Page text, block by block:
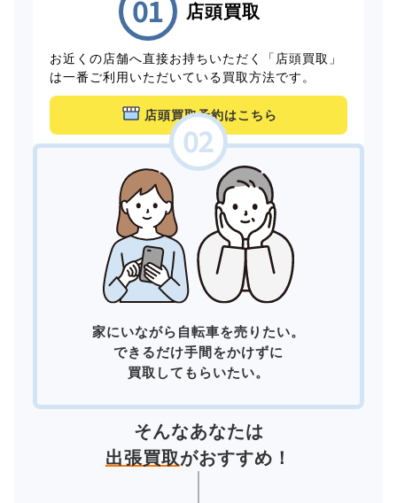
店頭買取
お近くの店舗へ直接お持ちいただく「店頭買取」
は一番ご利用いただいている買取方法です。
店頭買取予約はこちら
家にいながら自転車を売りたい。
できるだけ手間をかけずに
買取してもらいたい。
そんなあなたは
出張買取がおすすめ！